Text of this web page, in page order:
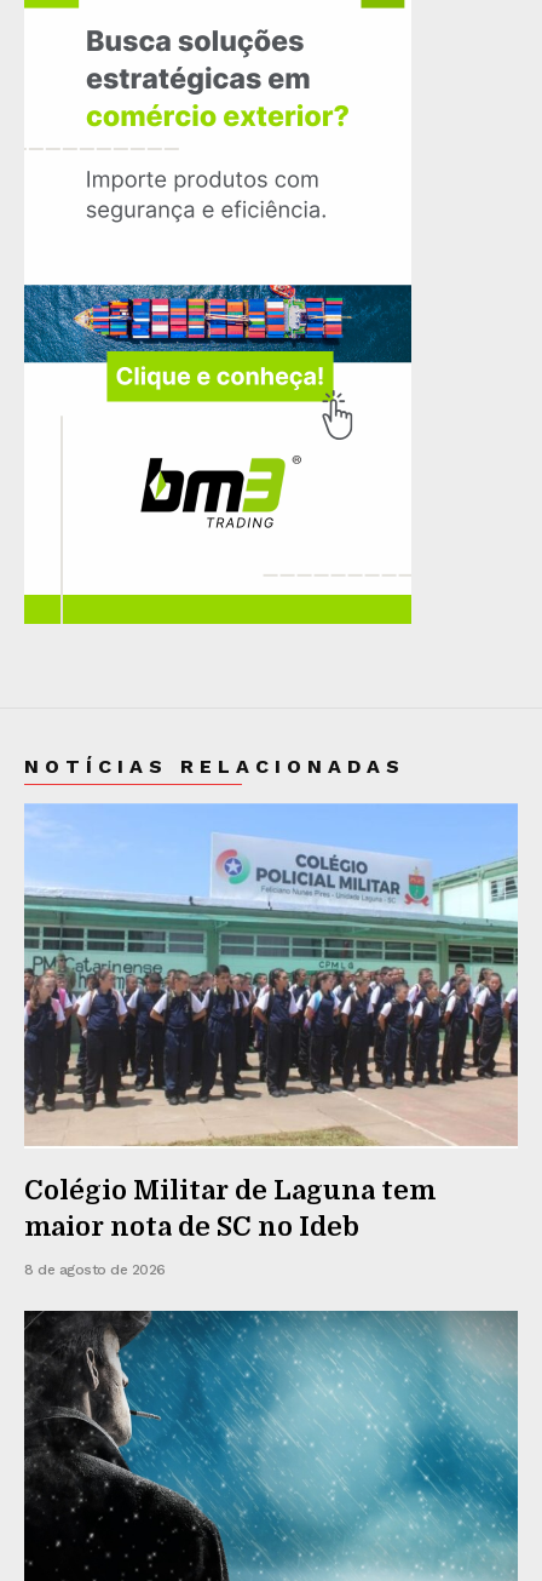
NOTÍCIAS RELACIONADAS
Colégio Militar de Laguna tem
maior nota de SC no Ideb
8 de agosto de 2026